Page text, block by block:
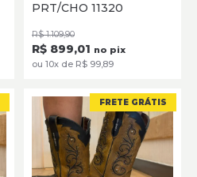
SELECIONE
PRT/CHO 11320
R$ 1.109,90
R$ 899,01 no pix
ou 10x de R$ 99,89
FRETE GRÁTIS